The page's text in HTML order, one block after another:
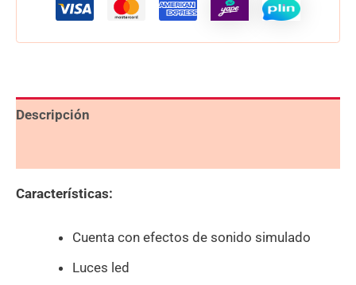
Descripción
Características:
Cuenta con efectos de sonido simulado
Luces led